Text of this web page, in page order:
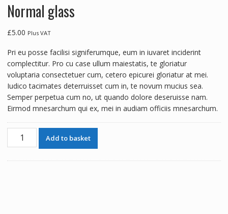
Normal glass
£5.00 Plus VAT
Pri eu posse facilisi signiferumque, eum in iuvaret inciderint
complectitur. Pro cu case ullum maiestatis, te gloriatur
voluptaria consectetuer cum, cetero epicurei gloriatur at mei.
Iudico tacimates deterruisset cum in, te novum mucius sea.
Semper perpetua cum no, ut quando dolore deseruisse nam.
Eirmod mnesarchum qui ex, mei in audiam officiis mnesarchum.
Normal
glass
Add to basket